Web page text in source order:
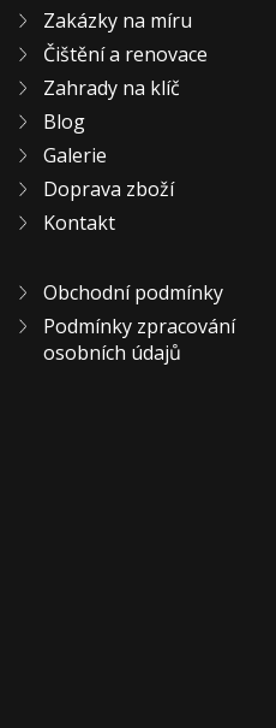
Zakázky na míru
Čištění a renovace
Zahrady na klíč
Blog
Galerie
Doprava zboží
Kontakt
Obchodní podmínky
Podmínky zpracování
osobních údajů